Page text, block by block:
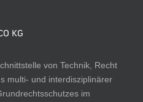
KG
von Technik, Recht
multi- und interdisziplinärer
im